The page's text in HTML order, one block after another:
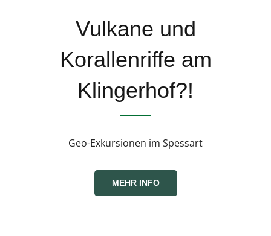
Vulkane und
Korallenriffe am
Klingerhof?!
Geo-Exkursionen im Spessart
MEHR INFO